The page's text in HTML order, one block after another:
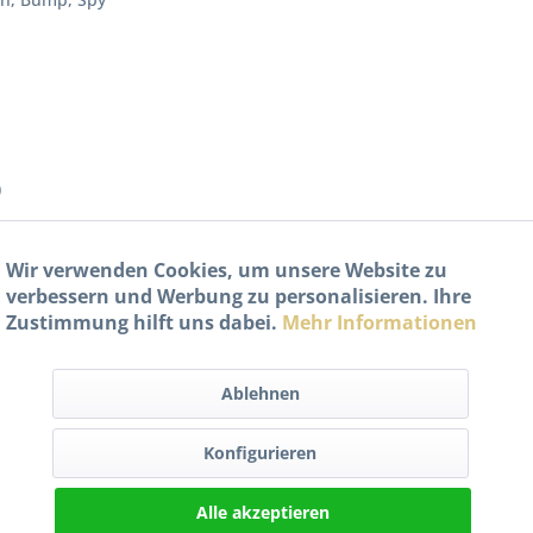
mit einem neuen Zündschloss Schlosssatz sicher und
Schlosssatz für Yamaha BW’s Bump Spy MBK
Wir verwenden Cookies, um unsere Website zu
verbessern und Werbung zu personalisieren. Ihre
Zustimmung hilft uns dabei. Mehr Informationen
Ablehnen
Konfigurieren
Alle akzeptieren